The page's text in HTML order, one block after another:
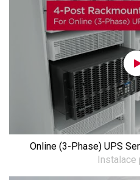
Online (3-Phase) UPS
Instalace